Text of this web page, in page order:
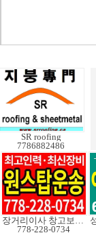
SR roofing
7786882486
장거리이사 창고보관정크
778-228-0734